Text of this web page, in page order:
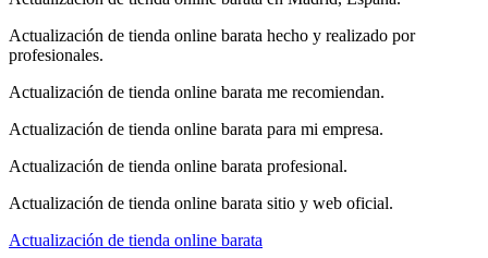
Actualización de tienda online barata hecho y realizado por
profesionales.
Actualización de tienda online barata me recomiendan.
Actualización de tienda online barata para mi empresa.
Actualización de tienda online barata profesional.
Actualización de tienda online barata sitio y web oficial.
Actualización de tienda online barata